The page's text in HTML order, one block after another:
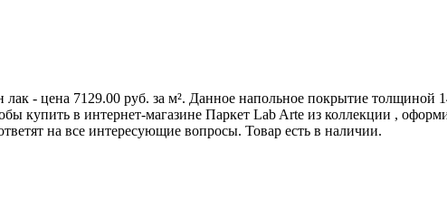
- цена 7129.00 руб. за м². Данное напольное покрытие толщиной
купить в интернет-магазине Паркет Lab Arte из коллекции ,
на все интересующие вопросы. Товар есть в наличии.